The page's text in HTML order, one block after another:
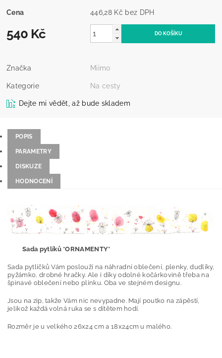
Cena 446,28 Kč bez DPH
540 Kč
Značka Miimo
Kategorie Na cesty
Dejte mi vědět, až bude skladem
POPIS
PARAMETRY
DISKUZE
HODNOCENÍ
Sada pytlíků *ORNAMENTY*
Sada pytlíčků Vám poslouží na náhradní oblečení, plenky, dudlíky,
pyžámko, drobné hračky. Ale i díky odolné kočárkovině třeba na
špinavé oblečení nebo plínku. Oba ve stejném designu.
Jsou na zip, takže Vám nic nevypadne. Mají poutko na zápěstí,
jelikož každá volná ruka se s dítětem hodí.
Rozměr je u velkého 26x24 cm a 18x24cm u malého.